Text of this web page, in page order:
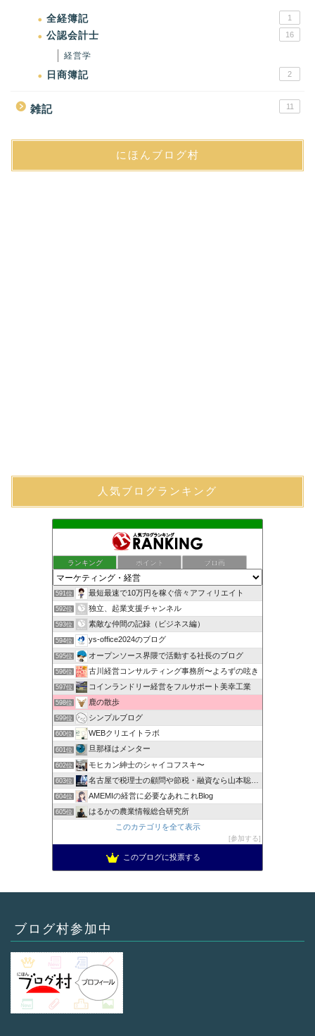
全経簿記 1
公認会計士 16
経営学
日商簿記 2
雑記 11
にほんブログ村
人気ブログランキング
ランキング ポイント ブロ画
591位 最短最速で10万円を稼ぐ倍々アフィリエイト
592位 独立、起業支援チャンネル
593位 素敵な仲間の記録（ビジネス編）
594位 ys-office2024のブログ
595位 オープンソース界隈で活動する社長のブログ
596位 古川経営コンサルティング事務所〜よろずの呟き
597位 コインランドリー経営をフルサポート美幸工業
598位 鹿の散歩
599位 シンプルブログ
600位 WEBクリエイトラボ
601位 旦那様はメンター
602位 モヒカン紳士のシャイコフスキ〜
603位 名古屋で税理士の顧問や節税・融資なら山本聡一郎税理士事務所
604位 AMEMIの経営に必要なあれこれBlog
605位
はるかの農業情報総合研究所
このカテゴリを全て表示
参加する
このブログに投票する
ブログ村参加中